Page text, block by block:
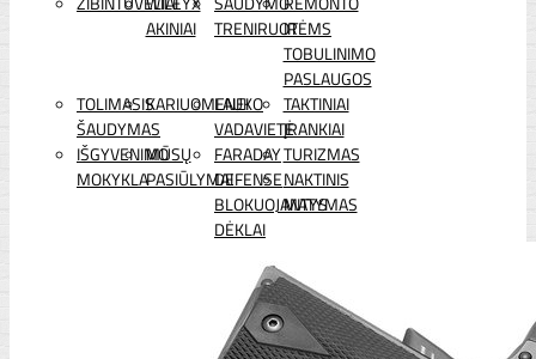
AKINIAI
TRENIRUOTĖMS
IR
TOBULINIMO
PASLAUGOS
TOLIMASIS
ŠAUDYMAS
KARIUOMENEI
LAUKO
VADAVIETĖ
TAKTINIAI
ĮRANKIAI
IŠGYVENIMO
MOKYKLA
MŪSŲ
PASIŪLYMAI
FARADAY
DEFENSE
BLOKUOJANTYS
DĖKLAI
TURIZMAS
NAKTINIS
MATYMAS